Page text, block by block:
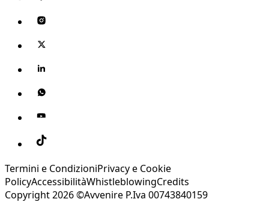
Termini e CondizioniPrivacy e Cookie
PolicyAccessibilitàWhistleblowingCredits
Copyright 2026 ©Avvenire P.Iva 00743840159